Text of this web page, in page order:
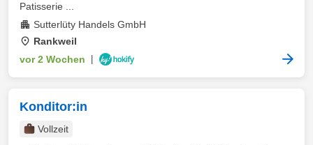
Patisserie ...
Sutterlüty Handels GmbH
Rankweil
vor 2 Wochen
Konditor:in
Vollzeit